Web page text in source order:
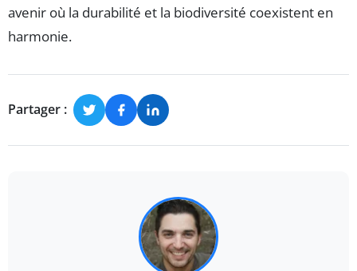
avenir où la durabilité et la biodiversité coexistent en
harmonie.
Partager :